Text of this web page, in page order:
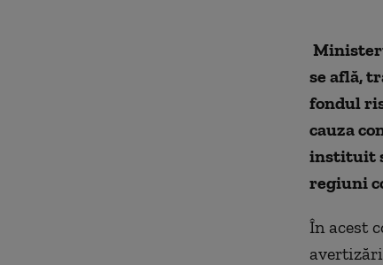
se află,
fondul
cauza
instituit
regiuni
În acest